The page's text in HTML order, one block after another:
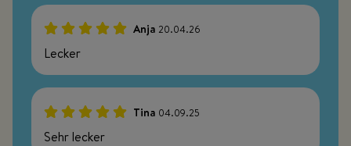
Anja 20.04.26
Lecker
Tina 04.09.25
Sehr lecker